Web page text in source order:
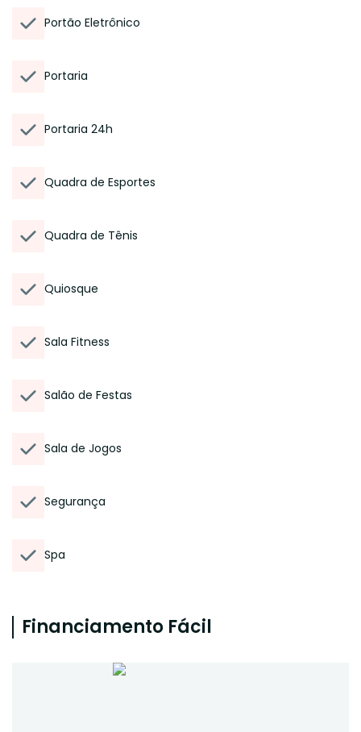
Portão Eletrônico
Portaria
Portaria 24h
Quadra de Esportes
Quadra de Tênis
Quiosque
Sala Fitness
Salão de Festas
Sala de Jogos
Segurança
Spa
Financiamento Fácil